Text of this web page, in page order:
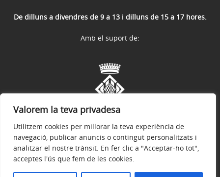
Valorem la teva privadesa
Utilitzem cookies per millorar la teva experiència de
navegació, publicar anuncis o contingut personalitzats i
analitzar el nostre trànsit. En fer clic a "Acceptar-ho tot",
acceptes l'ús que fem de les cookies.
De dilluns a divendres de 9 a 13 i dilluns de 15 a 17 hores.
Avís legal Política de privacitat
Amb el suport de: